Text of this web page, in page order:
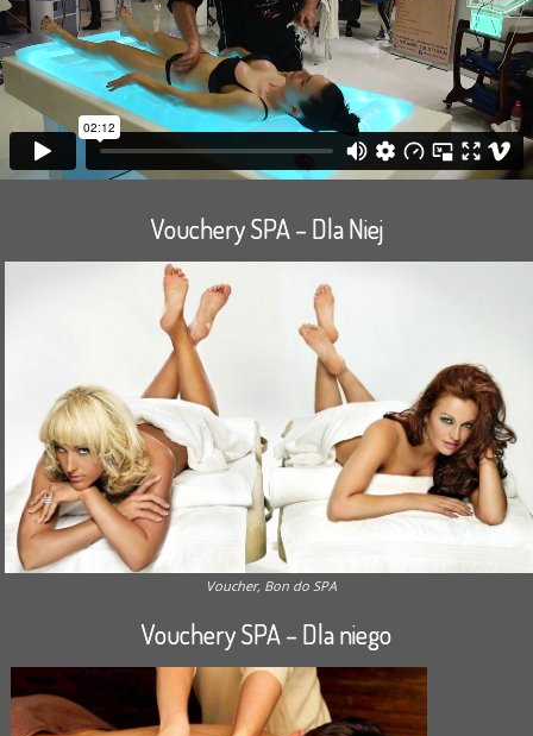
Vouchery SPA – Dla Niej
Voucher, Bon do SPA
Vouchery SPA – Dla niego